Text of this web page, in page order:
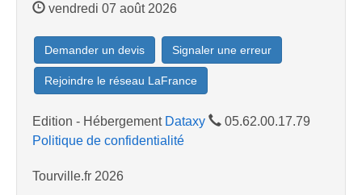
vendredi 07 août 2026
Demander un devis Signaler une erreur
Rejoindre le réseau LaFrance
Edition - Hébergement Dataxy
05.62.00.17.79
Politique de confidentialité
Tourville.fr 2026